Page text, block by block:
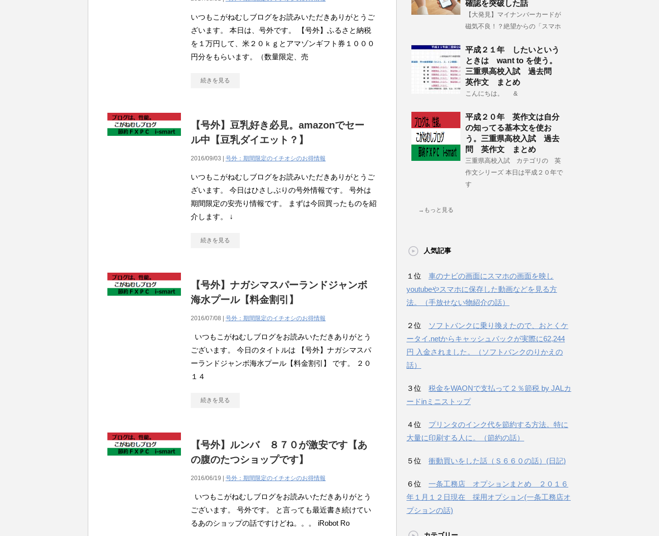
いつもこがねむしブログをお読みいただきありがとうご
ざいます。 本日は、号外です。 【号外】ふるさと納税
を１万円して、米２０ｋｇとアマゾンギフト券１０００
円分をもらいます。（数量限定、売
続きを見る
【号外】豆乳好き必見。amazonでセー
ル中【豆乳ダイエット？】
2016/09/03 | 号外：期間限定のイチオシのお得情報
いつもこがねむしブログをお読みいただきありがとうご
ざいます。 今日はひさしぶりの号外情報です。 号外は
期間限定の安売り情報です。 まずは今回買ったものを紹
介します。 ↓
続きを見る
【号外】ナガシマスパーランドジャンボ
海水プール【料金割引】
2016/07/08 | 号外：期間限定のイチオシのお得情報
いつもこがねむしブログをお読みいただきありがとう
ございます。 今日のタイトルは 【号外】ナガシマスパ
ーランドジャンボ海水プール【料金割引】 です。 ２０
１４
続きを見る
【号外】ルンバ ８７０が激安です【あ
の腹のたつショップです】
2016/06/19 | 号外：期間限定のイチオシのお得情報
いつもこがねむしブログをお読みいただきありがとう
ございます。 号外です。 と言っても最近書き続けてい
るあのショップの話ですけどね。。。 iRobot Ro
確認を突破した話
【大発見】マイナンバーカードが
磁気不良！？絶望からの「スマホ
平成２１年 したいという
ときは want to を使う。
三重県高校入試 過去問
英作文 まとめ
こんにちは。 &
平成２０年 英作文は自分
の知ってる基本文を使お
う。三重県高校入試 過去
問 英作文 まとめ
三重県高校入試 カテゴリの 英
作文シリーズ 本日は平成２０年で
す
→もっと見る
人気記事
１位 車のナビの画面にスマホの画面を映し
youtubeやスマホに保存した動画などを見る方
法。（手放せない物紹介の話）
２位
ソフトバンクに乗り換えたので、おとくケ
ータイ.netからキャッシュバックが実際に62,244
円 入金されました。（ソフトバンクのりかえの
話）
３位 税金をWAONで支払って２％節税 by JALカ
ードinミニストップ
４位 プリンタのインク代を節約する方法。特に
大量に印刷する人に。（節約の話）
５位 衝動買いをした話（Ｓ６６０の話）(日記)
６位 一条工務店 オプションまとめ ２０１６
年１月１２日現在 採用オプション(一条工務店オ
プションの話)